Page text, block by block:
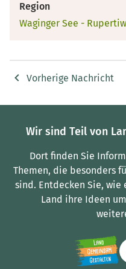
Region
Waginger See -
Vorherige Nachricht
Wir sind Teil von
Dort finden Sie
Themen, die besonders
sind. Entdecken Sie, wie
Land ihre Ideen